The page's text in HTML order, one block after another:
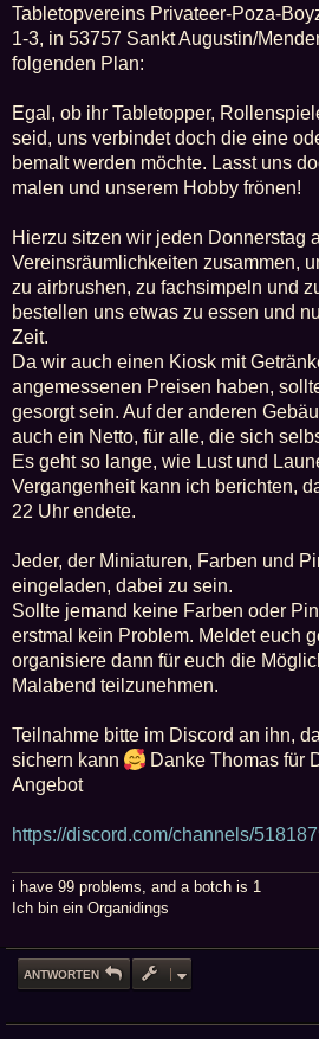
Tabletopvereins Privateer-Poza-
1-3, in 53757 Sankt Augustin/
folgenden Plan:
Egal, ob ihr Tabletopper,
seid, uns verbindet doch die eine
bemalt werden möchte. Lasst uns
malen und unserem Hobby frönen!
Hierzu sitzen wir jeden Donnerstag
Vereinsräumlichkeiten zusammen,
zu airbrushen, zu fachsimpeln und
bestellen uns etwas zu essen und
Zeit.
Da wir auch einen Kiosk mit
angemessenen Preisen haben,
gesorgt sein. Auf der anderen
auch ein Netto, für alle, die sich
Es geht so lange, wie Lust und
Vergangenheit kann ich berichten,
22 Uhr endete.
Jeder, der Miniaturen, Farben und
eingeladen, dabei zu sein.
Sollte jemand keine Farben oder
erstmal kein Problem. Meldet euch
organisiere dann für euch die
Malabend teilzunehmen.
Teilnahme bitte im Discord an ihn,
sichern kann
Danke Thomas für
Angebot
https://discord.com/channels/
i have 99 problems, and a botch is 1
Ich bin ein Organidings
ANTWORTEN